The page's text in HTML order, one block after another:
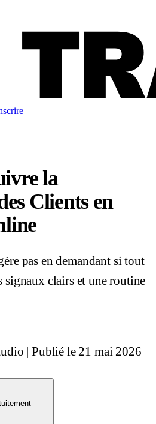
la
Clients en
pas en demandant si tout
signaux clairs et une routine
|Publié le 21 mai 2026